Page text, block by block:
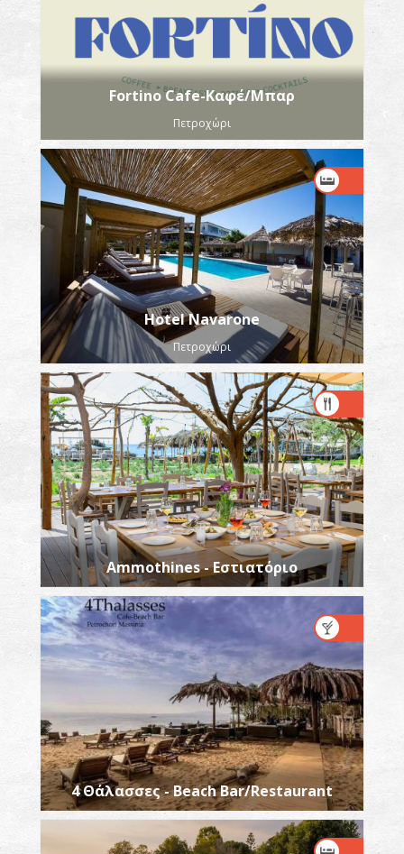
Fortino Cafe-Καφέ/Μπαρ
Πετροχώρι
Hotel Navarone
Πετροχώρι
Ammothines - Εστιατόριο
4 Θάλασσες - Beach Bar/Restaurant